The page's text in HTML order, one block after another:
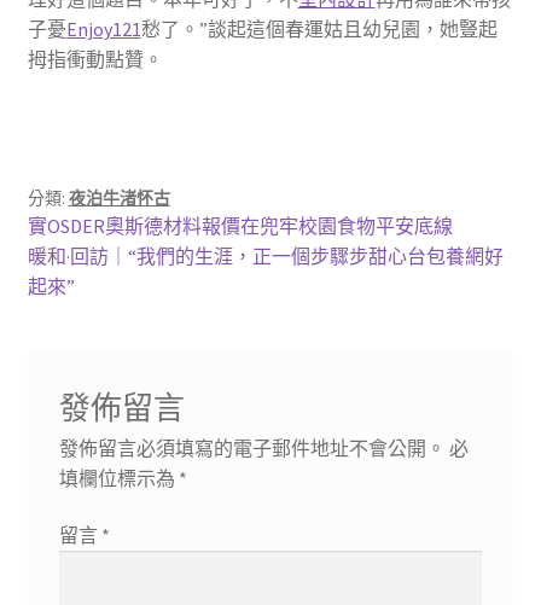
子憂Enjoy121愁了。”談起這個春運姑且幼兒園，她豎起
拇指衝動點贊。
分類: 夜泊牛渚怀古
文
章
上
一
篇
實OSDER奧斯德材料報價在兜牢校園食物平安底線
下
一
暖和·回訪｜“我們的生涯，正一個步驟步甜心台包養網好
起來”
發佈留言
發佈留言必須填寫的電子郵件地址不會公開。 必
填欄位標示為 *
留言 *